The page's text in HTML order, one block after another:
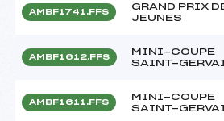
AMBF1741.FFS
GRAND PRIX
JEUNES
AMBF1612.FFS
MINI-COUPE
SAINT-
AMBF1611.FFS
MINI-COUPE
SAINT-